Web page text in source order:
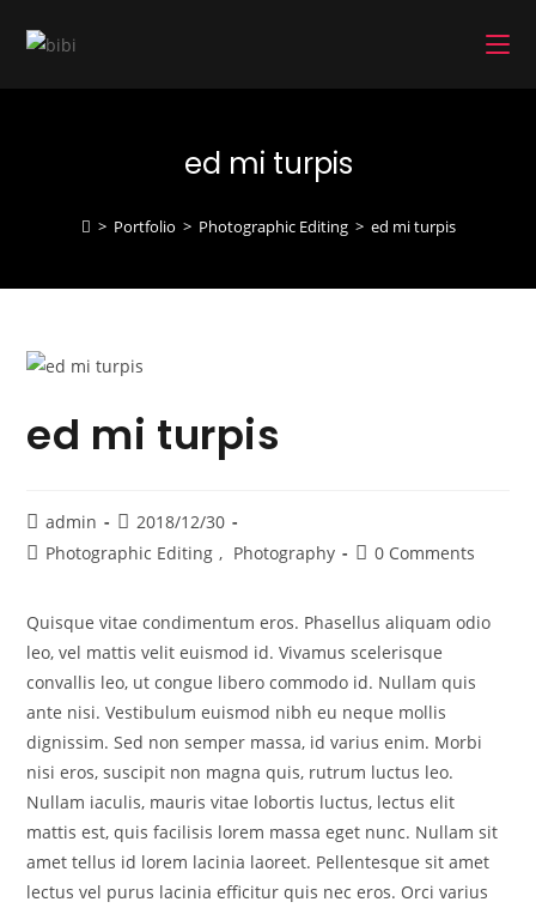
プ
ed mi turpis
> Portfolio > Photographic Editing > ed mi turpis
ed mi turpis
admin
2018/12/30
Photographic Editing , Photography 0 Comments
Quisque vitae condimentum eros. Phasellus aliquam odio
leo, vel mattis velit euismod id. Vivamus scelerisque
convallis leo, ut congue libero commodo id. Nullam quis
ante nisi. Vestibulum euismod nibh eu neque mollis
dignissim. Sed non semper massa, id varius enim. Morbi
nisi eros, suscipit non magna quis, rutrum luctus leo.
Nullam iaculis, mauris vitae lobortis luctus, lectus elit
mattis est, quis facilisis lorem massa eget nunc. Nullam sit
amet tellus id lorem lacinia laoreet. Pellentesque sit amet
lectus vel purus lacinia efficitur quis nec eros. Orci varius